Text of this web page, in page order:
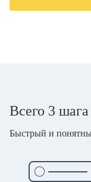
Всего 3
Быстрый и